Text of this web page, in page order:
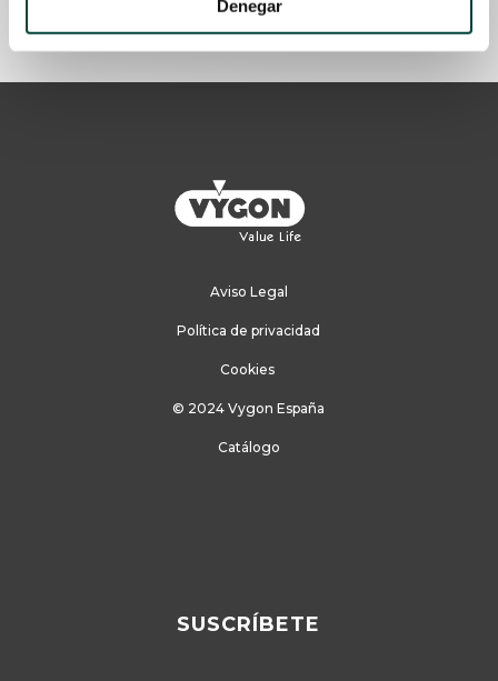
Denegar
Aviso Legal
Política de privacidad
Cookies
© 2024 Vygon España
Catálogo
SUSCRÍBETE